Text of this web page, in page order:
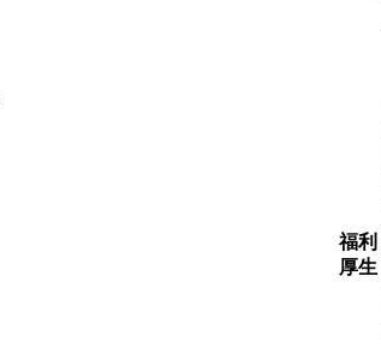
福利
厚生